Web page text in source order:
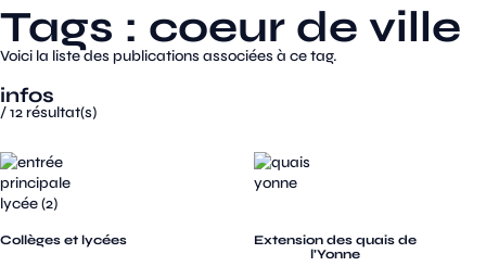
Tags : coeur de ville
Voici la liste des publications associées à ce tag.
infos
/12résultat(s)
Collèges et lycées
Extension des quais de
l’Yonne